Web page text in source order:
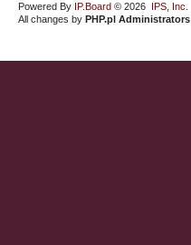
Powered By IP.Board © 2026 IPS, Inc
All changes by PHP.pl Administrators